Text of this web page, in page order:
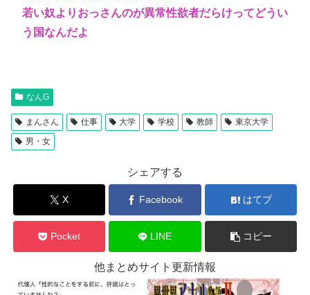
若い奴よりおっさんのが異常性欲者だらけってどうい
う国なんだよ
なんG
まんさん 仕事 大学 学校 教師
東京大学
男・女
シェアする
X Facebook はてブ
Pocket LINE コピー
他まとめサイト更新情報